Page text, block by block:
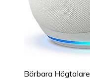
Bärbara Högtalare